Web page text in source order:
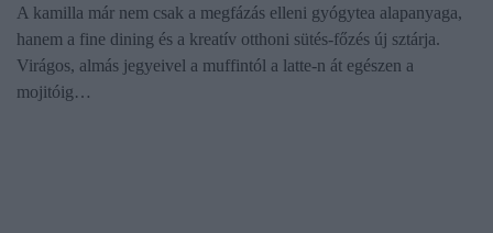
A kamilla már nem csak a megfázás elleni gyógytea alapanyaga,
hanem a fine dining és a kreatív otthoni sütés-főzés új sztárja.
Virágos, almás jegyeivel a muffintól a latte-n át egészen a
mojitóig…